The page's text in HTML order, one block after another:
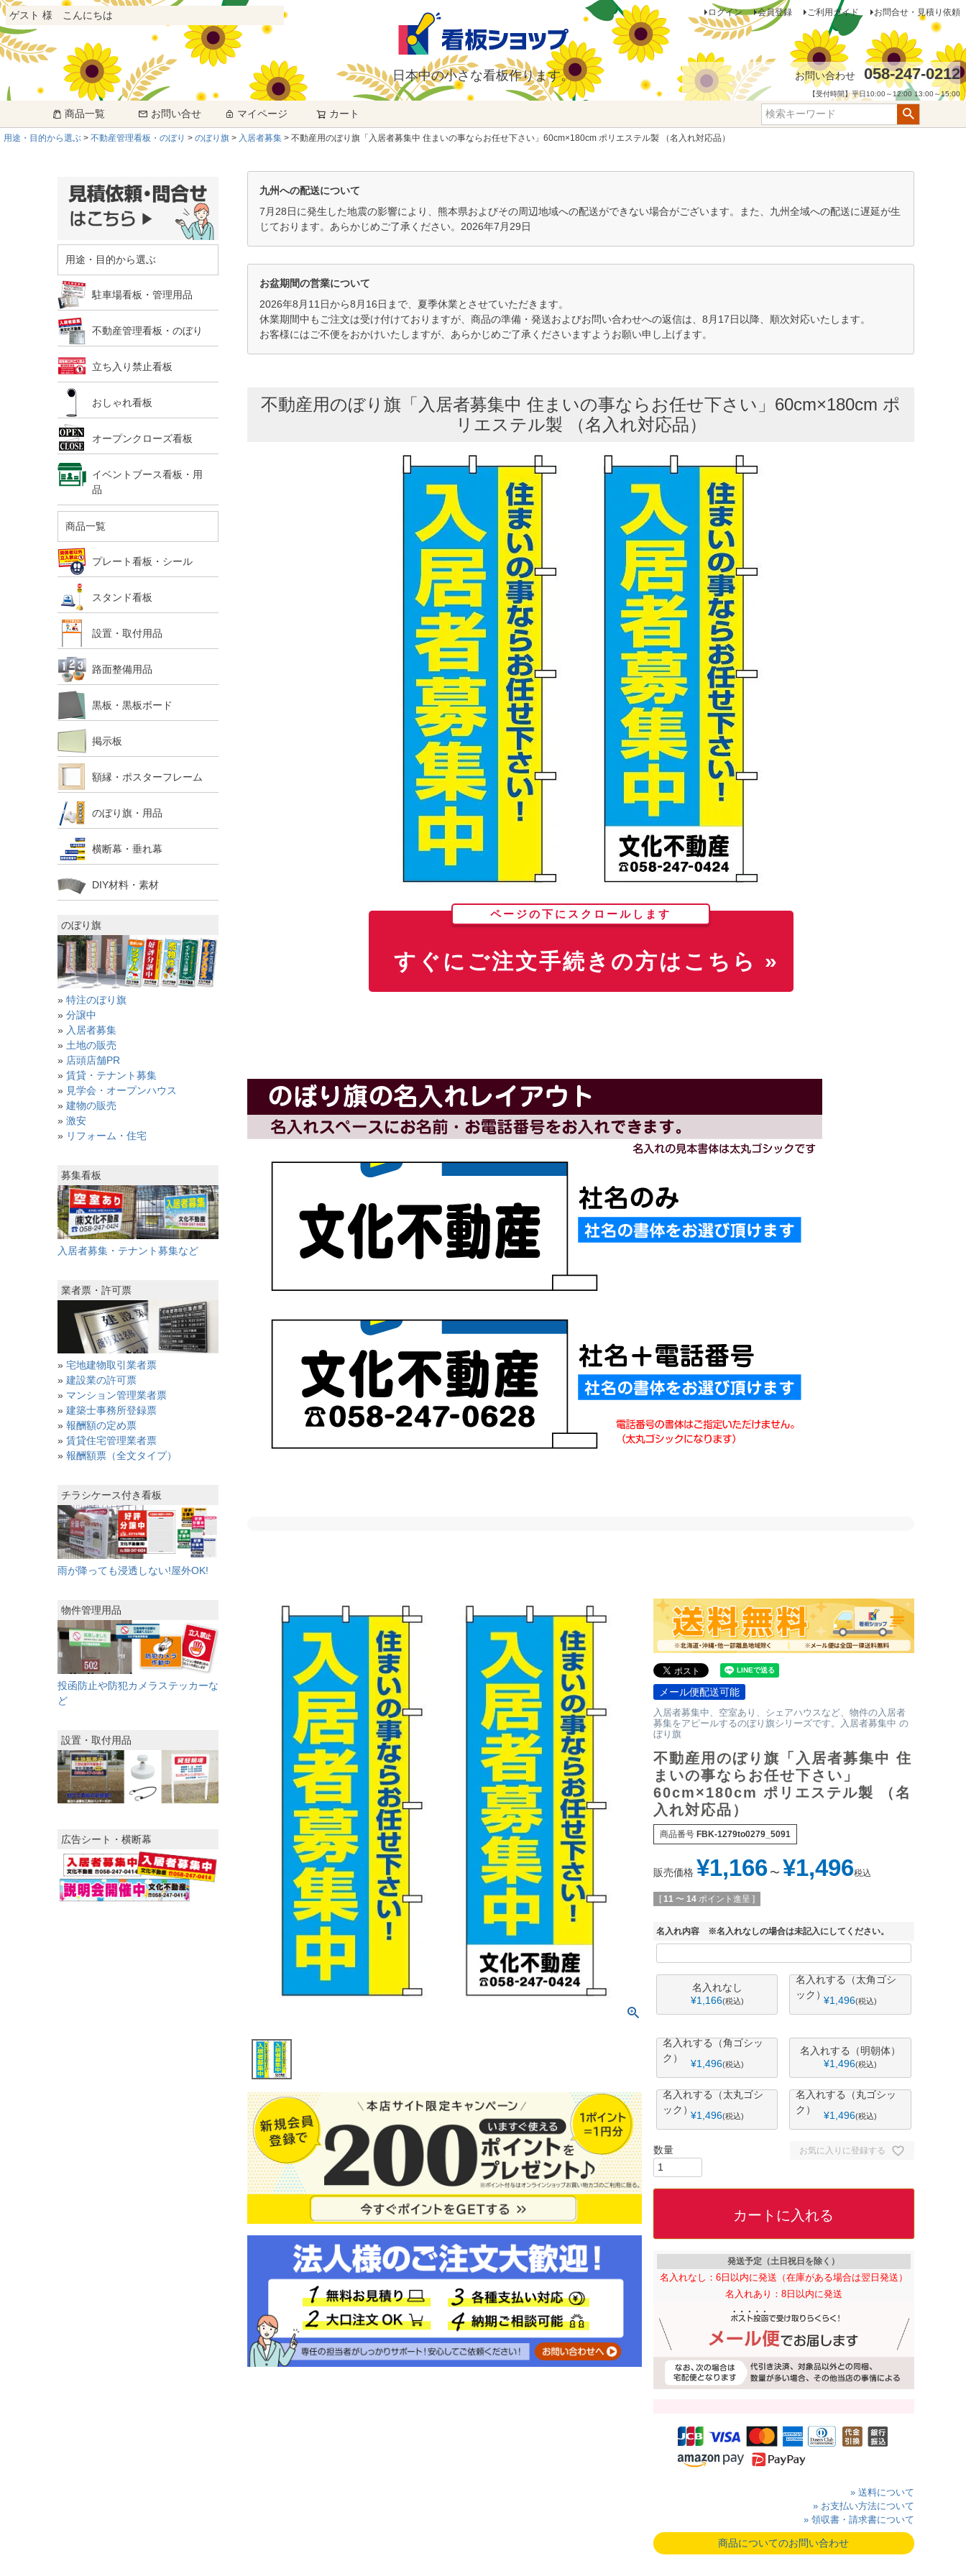
ゲスト 様 こんにちは
日本中の小さな看板作ります。
ログイン 会員登録 ご利用ガイド お問合せ・見積り依頼
お問い合わせ 058-247-0212
【受付時間】平日10:00～12:00 13:00～15:00
商品一覧 お問い合せ マイページ カート
用途・目的から選ぶ 不動産管理看板・のぼり のぼり旗 入居者募集 不動産用のぼり旗「入居者募集中 住まいの事ならお任せ下さい」60cm×180cm ポリエステル製 （名入れ対応品）
用途・目的から選ぶ
駐車場看板・管理用品
不動産管理看板・のぼり
立ち入り禁止看板
おしゃれ看板
オープンクローズ看板
イベントブース看板・用
品
商品一覧
プレート看板・シール
スタンド看板
設置・取付用品
路面整備用品
黒板・黒板ボード
掲示板
額縁・ポスターフレーム
のぼり旗・用品
横断幕・垂れ幕
DIY材料・素材
のぼり旗
» 特注のぼり旗
» 分譲中
» 入居者募集
» 土地の販売
» 店頭店舗PR
» 賃貸・テナント募集
» 見学会・オープンハウス
» 建物の販売
» 激安
» リフォーム・住宅
募集看板
入居者募集・テナント募集など
業者票・許可票
» 宅地建物取引業者票
» 建設業の許可票
» マンション管理業者票
» 建築士事務所登録票
» 報酬額の定め票
» 賃貸住宅管理業者票
» 報酬額票（全文タイプ）
チラシケース付き看板
雨が降っても浸透しない!屋外OK!
物件管理用品
投函防止や防犯カメラステッカーな
ど
設置・取付用品
広告シート・横断幕
九州への配送について
7月28日に発生した地震の影響により、熊本県およびその周辺地域への配送ができない場合がございます。また、九州全域への配送に遅延が生
じております。あらかじめご了承ください。2026年7月29日
お盆期間の営業について
2026年8月11日から8月16日まで、夏季休業とさせていただきます。
休業期間中もご注文は受け付けておりますが、商品の準備・発送およびお問い合わせへの返信は、8月17日以降、順次対応いたします。
お客様にはご不便をおかけいたしますが、あらかじめご了承くださいますようお願い申し上げます。
不動産用のぼり旗「入居者募集中 住まいの事ならお任せ下さい」60cm×180cm ポ
リエステル製 （名入れ対応品）
ページの下にスクロールします
すぐにご注文手続きの方はこちら »
メール便配送可能
入居者募集中、空室あり、シェアハウスなど、物件の入居者
募集をアピールするのぼり旗シリーズです。入居者募集中 の
ぼり旗
不動産用のぼり旗「入居者募集中 住
まいの事ならお任せ下さい」
60cm×180cm ポリエステル製 （名
入れ対応品）
商品番号 FBK-1279to0279_5091
販売価格 ¥1,166 〜 ¥1,496税込
[ 11 〜 14 ポイント進呈 ]
名入れ内容 ※名入れなしの場合は未記入にしてください。
名入れなし
¥1,166 税込
名入れする（太角ゴシ
ック）¥1,496 税込
名入れする（角ゴシッ
ク）
¥1,496 税込
名入れする（明朝体）
¥1,496 税込
名入れする（太丸ゴシ
ック）¥1,496 税込
名入れする（丸ゴシッ
ク）
¥1,496 税込
お気に入りに登録する
カートに入れる
発送予定（土日祝日を除く）
名入れなし：6日以内に発送（在庫がある場合は翌日発送）
名入れあり：8日以内に発送
» 送料について
» お支払い方法について
» 領収書・請求書について
商品についてのお問い合わせ